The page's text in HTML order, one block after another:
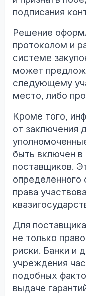
подписания
Решение
протоколом и
системе
может
следующему
место, либо
Кроме того,
от заключения
быть включен
поставщиков.
определенного
права
Для
не только
риски. Банки и
учреждения
подобных
выдаче